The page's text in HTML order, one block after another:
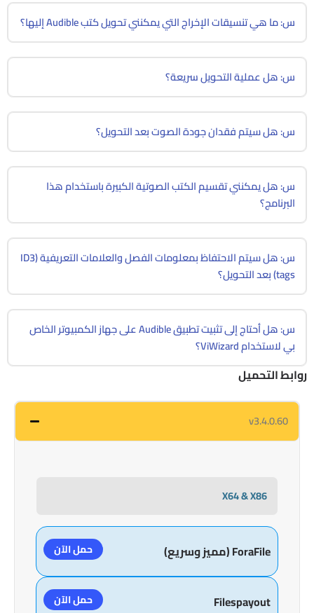
س: ما هي تنسيقات الإخراج التي يمكنني تحويل كتب Audible إليها؟
س: هل عملية التحويل سريعة؟
س: هل سيتم فقدان جودة الصوت بعد التحويل؟
س: هل يمكنني تقسيم الكتب الصوتية الكبيرة باستخدام هذا
البرنامج؟
س: هل سيتم الاحتفاظ بمعلومات الفصل والعلامات التعريفية (ID3
tags) بعد التحويل؟
س: هل أحتاج إلى تثبيت تطبيق Audible على جهاز الكمبيوتر الخاص
بي لاستخدام ViWizard؟
روابط التحميل
v3.4.0.60
X64 & X86
ForaFile (مميز وسريع) حمل الآن
Filespayout حمل الآن